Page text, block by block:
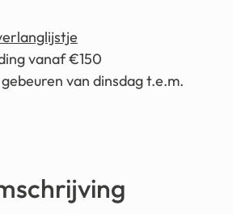
vanaf €150
van dinsdag t.e.m.